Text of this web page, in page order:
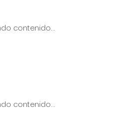
contenido…
contenido…